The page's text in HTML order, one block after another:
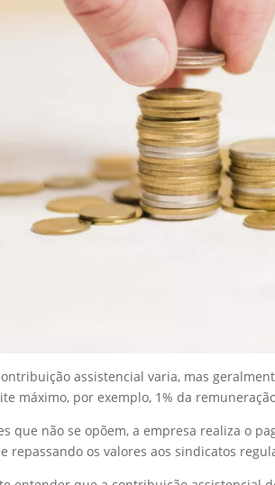
assistencial varia, mas
máximo, por exemplo, 1% da
que não se opõem, a empresa realiza o
repassando os valores aos sindicatos